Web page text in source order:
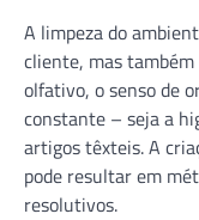
A limpeza do
cliente, mas
olfativo, o senso de
constante – seja a
artigos têxteis. A
pode resultar em
resolutivos.